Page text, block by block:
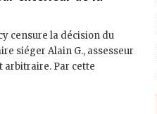
censure la décision du
siéger Alain G., assesseur
arbitraire. Par cette